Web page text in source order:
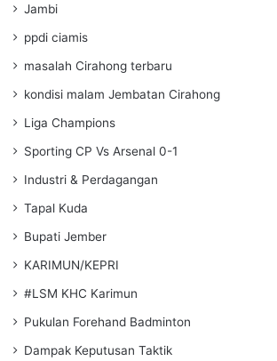
Jambi
ppdi ciamis
masalah Cirahong terbaru
kondisi malam Jembatan Cirahong
Liga Champions
Sporting CP Vs Arsenal 0-1
Industri & Perdagangan
Tapal Kuda
Bupati Jember
KARIMUN/KEPRI
#LSM KHC Karimun
Pukulan Forehand Badminton
Dampak Keputusan Taktik